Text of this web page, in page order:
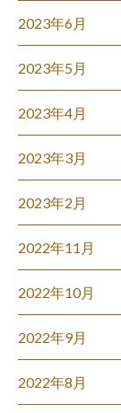
2023年6月
2023年5月
2023年4月
2023年3月
2023年2月
2022年11月
2022年10月
2022年9月
2022年8月